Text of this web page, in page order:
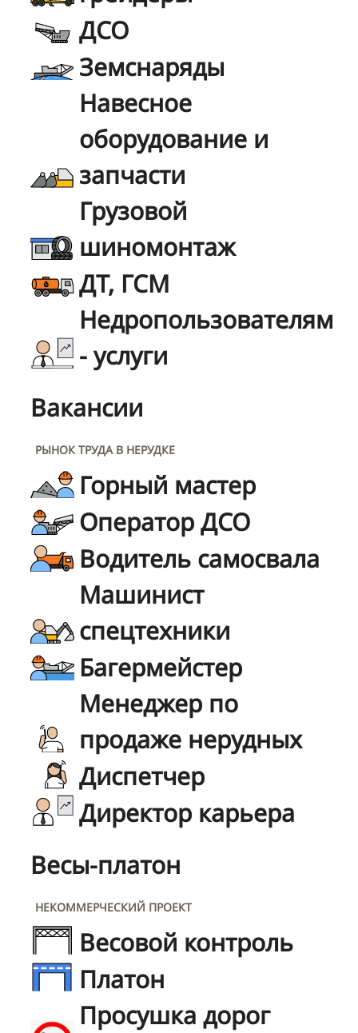
ДСО
Земснаряды
Навесное
оборудование и
запчасти
Грузовой
шиномонтаж
ДТ, ГСМ
Недропользователям
- услуги
Вакансии
РЫНОК ТРУДА В НЕРУДКЕ
Горный мастер
Оператор ДСО
Водитель самосвала
Машинист
спецтехники
Багермейстер
Менеджер по
продаже нерудных
Диспетчер
Директор карьера
Весы-платон
НЕКОММЕРЧЕСКИЙ ПРОЕКТ
Весовой контроль
Платон
Просушка дорог